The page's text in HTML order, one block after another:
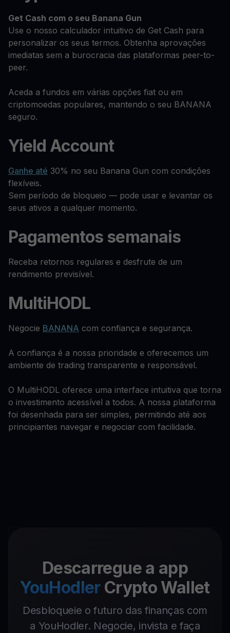
Get Cash com o seu Banana Gun
Use o nosso calculador intuitivo de Get Cash para
personalizar os seus termos. Obtenha aprovações
imediatas sem a burocracia das plataformas peer-to-
peer.
Aceda a fundos em várias opções fiat ou em
criptomoedas populares, mantendo o seu BANANA
seguro.
Yield Account
Ganhe até 30% no seu Banana Gun com condições
flexíveis.
Sem período de bloqueio — pode usar e levantar os
seus ativos a qualquer momento.
Pagamentos semanais
Receba retornos regulares e desfrute de um
rendimento previsível.
MultiHODL
Negocie BANANA com confiança e segurança.
A confiança é a nossa prioridade e oferecemos um
ambiente de trading transparente e responsável.
O MultiHODL oferece uma interface intuitiva que torna
o investimento acessível a todos. A nossa plataforma
foi desenhada para ser simples, permitindo até aos
principiantes navegar e negociar com facilidade.
Descarregue a app
YouHodler Crypto Wallet
Desbloqueie o futuro das finanças com
a YouHodler. Negocie, invista e faça